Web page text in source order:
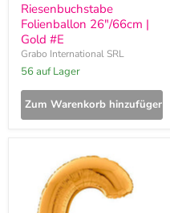
Riesenbuchstabe
Folienballon 26"/66cm |
Gold #E
Grabo International SRL
56 auf Lager
Zum Warenkorb hinzufügen
Riesenbuchstabe
Folienballon
26"/66cm
Gold